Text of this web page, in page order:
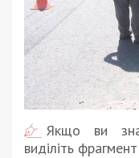
Якщо ви
виділіть